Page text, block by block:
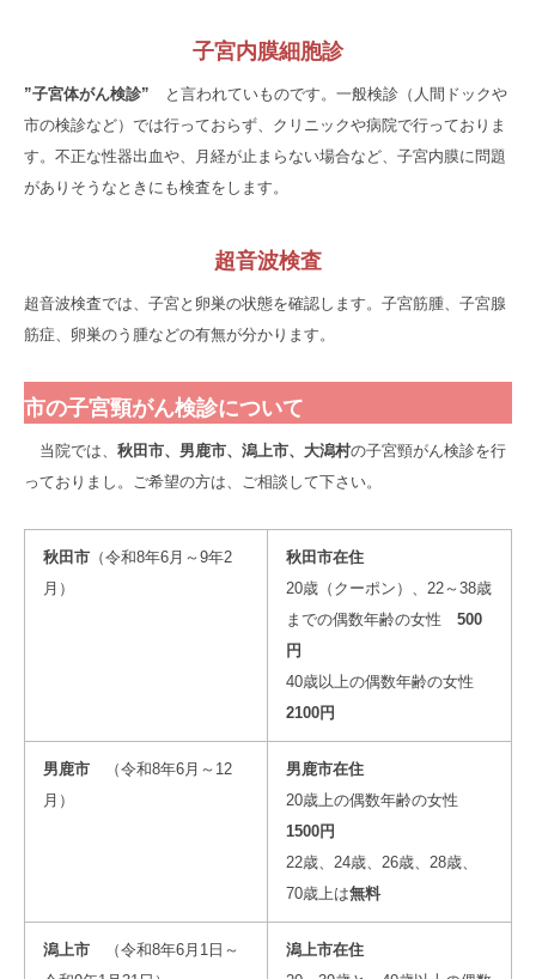
子宮内膜細胞診
”子宮体がん検診” と言われていものです。一般検診（人間ドックや
市の検診など）では行っておらず、クリニックや病院で行っておりま
す。不正な性器出血や、月経が止まらない場合など、子宮内膜に問題
がありそうなときにも検査をします。
超音波検査
超音波検査では、子宮と卵巣の状態を確認します。子宮筋腫、子宮腺
筋症、卵巣のう腫などの有無が分かります。
市の子宮頸がん検診について
当院では、 秋田市、男鹿市、潟上市、大潟村の子宮頸がん検診を行
っておりまし。ご希望の方は、ご相談して下さい。
秋田市 （令和8年6月～9年2
月）
秋田市在住
20歳（クーポン）、22～38歳
までの偶数年齢の女性 500
円
40歳以上の偶数年齢の女性
2100円
男鹿市 （令和8年6月～12
月）
男鹿市在住
20歳上の偶数年齢の女性
1500円
22歳、24歳、26歳、28歳、
70歳上は無料
潟上市 （令和8年6月1日～
潟上市在住